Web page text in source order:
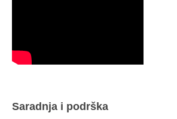
Saradnja i podrška